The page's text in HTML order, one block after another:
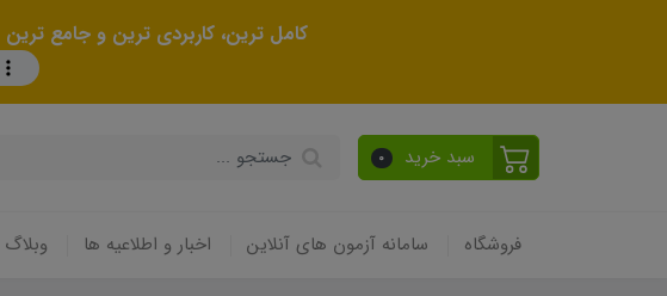
کامل ترین، کاربردی ترین و جامع
سبد خرید 0
فروشگاه سامانه آزمون های آنلاین اخبار و اطلاعیه ها وبلاگ